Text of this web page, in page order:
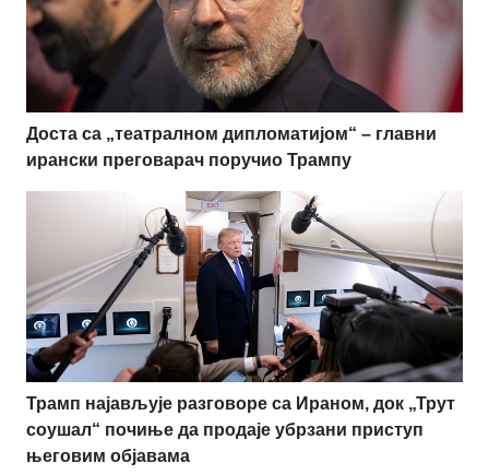
Доста са „театралном дипломатијом“ – главни
ирански преговарач поручио Трампу
Трамп најављује разговоре са Ираном, док „Трут
соушал“ почиње да продаје убрзани приступ
његовим објавама